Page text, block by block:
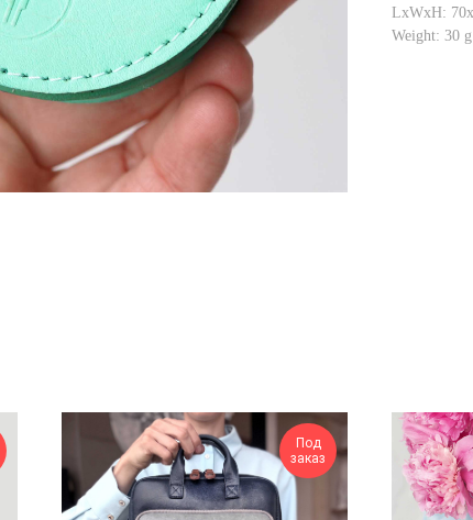
LxWxH:
Weight: 30 g
Под
заказ